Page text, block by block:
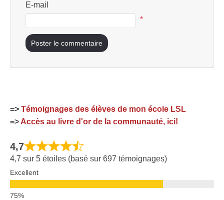
E-mail
*
=> Témoignages des élèves de mon école LSL
=>Accès au livre d'or de la communauté, ici!
4,7
4,7 sur 5 étoiles (basé sur 697 témoignages)
Excellent